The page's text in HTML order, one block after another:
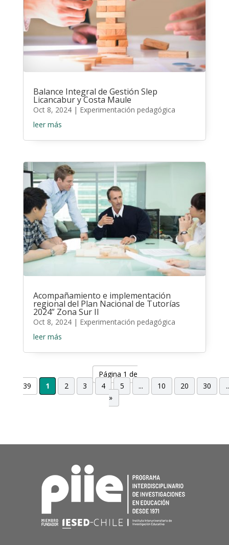
Balance Integral de Gestión Slep
Licancabur y Costa Maule
Oct 8, 2024| Experimentación pedagógica
leer más
Acompañamiento e implementación
regional del Plan Nacional de Tutorías
2024” Zona Sur II
Oct 8, 2024| Experimentación pedagógica
leer más
Página 1 de
39
1 2 3 4 5 ... 10 20 30
»